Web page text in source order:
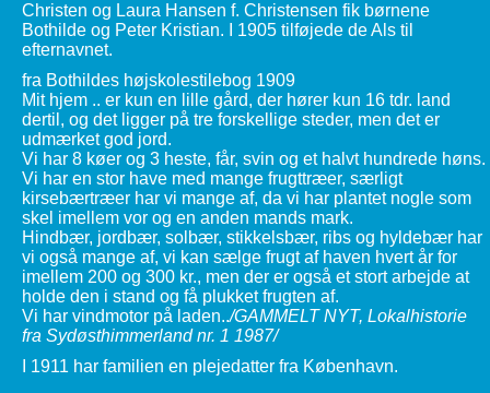
Christen og Laura Hansen f. Christensen fik børnene
Bothilde og Peter Kristian. I 1905 tilføjede de Als til
efternavnet.
fra Bothildes højskolestilebog 1909
Mit hjem .. er kun en lille gård, der hører kun 16 tdr. land
dertil, og det ligger på tre forskellige steder, men det er
udmærket god jord.
Vi har 8 køer og 3 heste, får, svin og et halvt hundrede høns.
Vi har en stor have med mange frugttræer, særligt
kirsebærtræer har vi mange af, da vi har plantet nogle som
skel imellem vor og en anden mands mark.
Hindbær, jordbær, solbær, stikkelsbær, ribs og hyldebær har
vi også mange af, vi kan sælge frugt af haven hvert år for
imellem 200 og 300 kr., men der er også et stort arbejde at
holde den i stand og få plukket frugten af.
Vi har vindmotor på laden../GAMMELT NYT, Lokalhistorie
fra Sydøsthimmerland nr. 1 1987/
I 1911 har familien en plejedatter fra København.